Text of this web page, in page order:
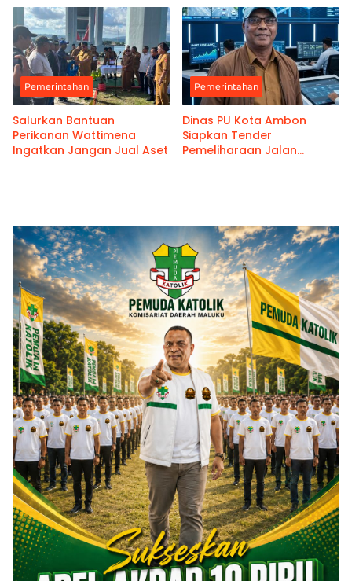
Pemerintahan
Salurkan Bantuan
Perikanan Wattimena
Ingatkan Jangan Jual Aset
Pemerintahan
Dinas PU Kota Ambon
Siapkan Tender
Pemeliharaan Jalan